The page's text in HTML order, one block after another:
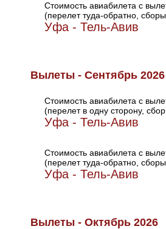
Стоимость авиабилета с
(перелет туда-обратно,
Уфа - Тель-Авив
Вылеты - Сентябрь 2026
Стоимость авиабилета с
(перелет в одну сторону,
Уфа - Тель-Авив
Стоимость авиабилета с
(перелет туда-обратно,
Уфа - Тель-Авив
Вылеты - Октябрь 2026